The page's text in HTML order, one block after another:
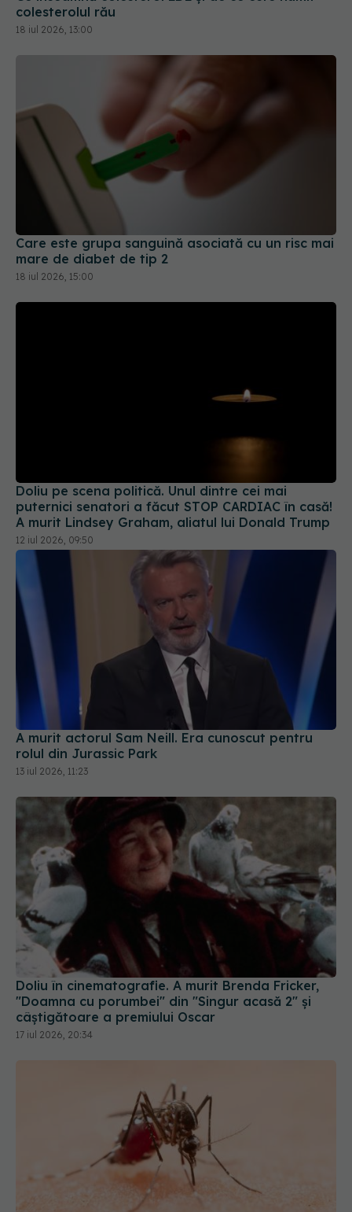
colesterolul rău
18 iul 2026, 13:00
Care este grupa sanguină asociată cu un risc mai
mare de diabet de tip 2
18 iul 2026, 15:00
Doliu pe scena politică. Unul dintre cei mai
puternici senatori a făcut STOP CARDIAC în casă!
A murit Lindsey Graham, aliatul lui Donald Trump
12 iul 2026, 09:50
A murit actorul Sam Neill. Era cunoscut pentru
rolul din Jurassic Park
13 iul 2026, 11:23
Doliu în cinematografie. A murit Brenda Fricker,
"Doamna cu porumbei" din "Singur acasă 2" și
câștigătoare a premiului Oscar
17 iul 2026, 20:34